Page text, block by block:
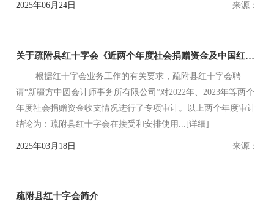
2025年06月24日 来源：
关于疏附县红十字会《近两个年度社会捐赠资金及中国红十字会总会支持的公益项目资金收支专项审计报告》的公示
根据红十字会业务工作的有关要求，疏附县红十字会聘
请“新疆方中圆会计师事务所有限公司”对2022年、2023年等两个
年度社会捐赠资金收支情况进行了专项审计。以上两个年度审计
结论为：疏附县红十字会在接受和安排使用...[详细]
2025年03月18日 来源：
疏附县红十字会简介